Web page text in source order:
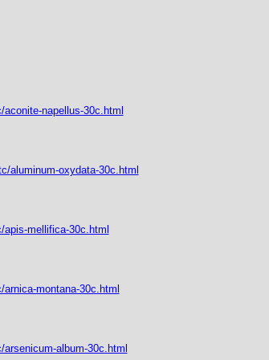
napellus-30c.html
aluminum-oxydata-30c.html
mellifica-30c.html
montana-30c.html
album-30c.html